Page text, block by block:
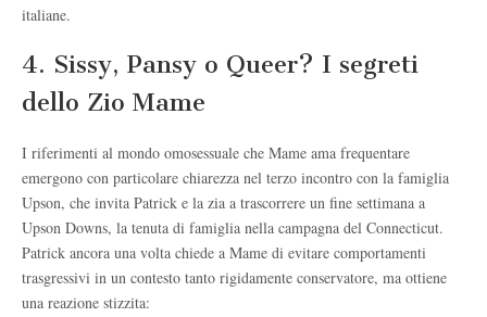
italiane.
4. Sissy, Pansy o Queer? I segreti
dello Zio Mame
I riferimenti al mondo omosessuale che Mame ama frequentare
emergono con particolare chiarezza nel terzo incontro con la famiglia
Upson, che invita Patrick e la zia a trascorrere un fine settimana a
Upson Downs, la tenuta di famiglia nella campagna del Connecticut.
Patrick ancora una volta chiede a Mame di evitare comportamenti
trasgressivi in un contesto tanto rigidamente conservatore, ma ottiene
una reazione stizzita: